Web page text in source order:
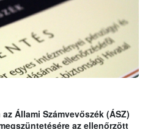
Állami Számvevőszék (ÁSZ)
az ellenőrzött